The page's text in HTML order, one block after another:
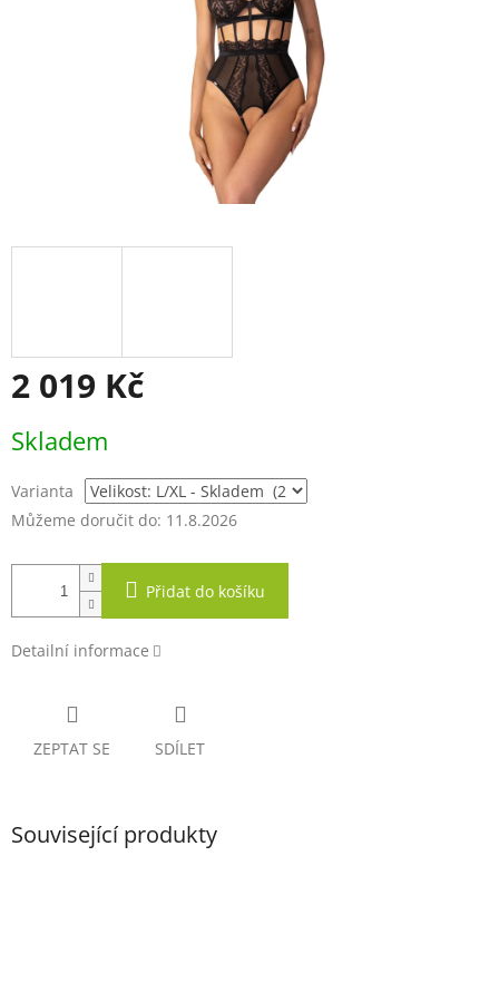
2 019 Kč
cena:
Skladem
Varianta
Můžeme doručit do: 11.8.2026
Přidat do košíku
Detailní informace
ZEPTAT SE SDÍLET
Související produkty